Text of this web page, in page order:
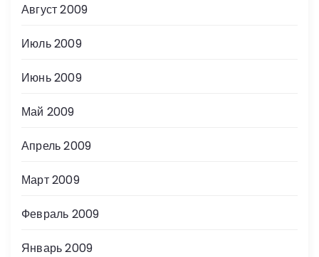
Август 2009
Июль 2009
Июнь 2009
Май 2009
Апрель 2009
Март 2009
Февраль 2009
Январь 2009